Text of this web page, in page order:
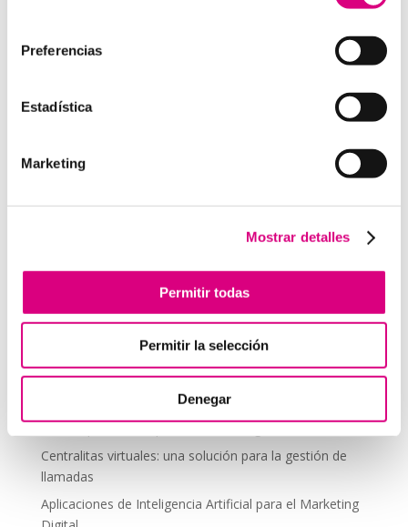
Preferencias
Estadística
Marketing
Mostrar detalles
Permitir todas
Permitir la selección
Denegar
cliente.
Enviar comentario
comentario.
Telefonía Virtual
Interfonos IP para aerogeneradores: comunicación
desde donde estés
Tendencias actuales en marketing y publicidad que
debes aplicar en tu plan de marketing
Centralitas virtuales: una solución para la gestión de
llamadas
Aplicaciones de Inteligencia Artificial para el Marketing